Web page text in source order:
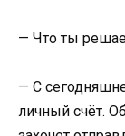
— Что ты
— С
личный счёт.